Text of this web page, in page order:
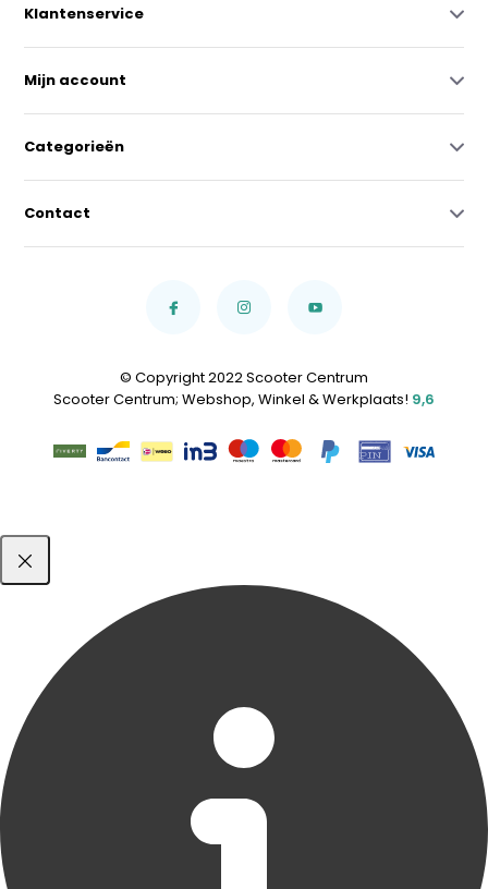
Klantenservice
Mijn account
Categorieën
Contact
© Copyright 2022 Scooter Centrum
Scooter Centrum; Webshop, Winkel & Werkplaats! 9,6